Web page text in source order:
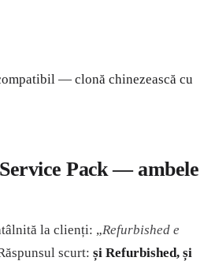
— clonă chinezească cu
Pack — ambele
la clienți: „Refurbished e
scurt: și Refurbished, și